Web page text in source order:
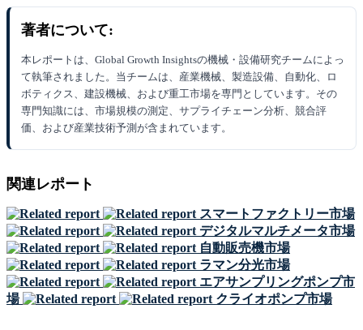
著者について:
本レポートは、Global Growth Insightsの機械・設備研究チームによっ
て執筆されました。当チームは、産業機械、製造設備、自動化、ロ
ボティクス、建設機械、および重工市場を専門としています。その
専門知識には、市場規模の測定、サプライチェーン分析、競合評
価、および産業技術予測が含まれています。
関連レポート
スマートファクトリー市場
デジタルマルチメータ市場
自動販売機市場
ラマン分光市場
エアサンプリングポンプ市
場
クライオポンプ市場